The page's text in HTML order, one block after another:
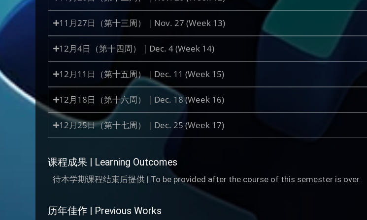
11月27日（第十三周） | Nov. 27 (Week 13)
12月4日（第十四周） | Dec. 4 (Week 14)
12月11日（第十五周） | Dec. 11 (Week 15)
12月18日（第十六周） | Dec. 18 (Week 16)
12月25日（第十七周） | Dec. 25 (Week 17)
课程成果 | Learning Outcomes
待本学期课程结束后提供 | To be provided after the course of this semester is over.
历年佳作 | Previous Works​